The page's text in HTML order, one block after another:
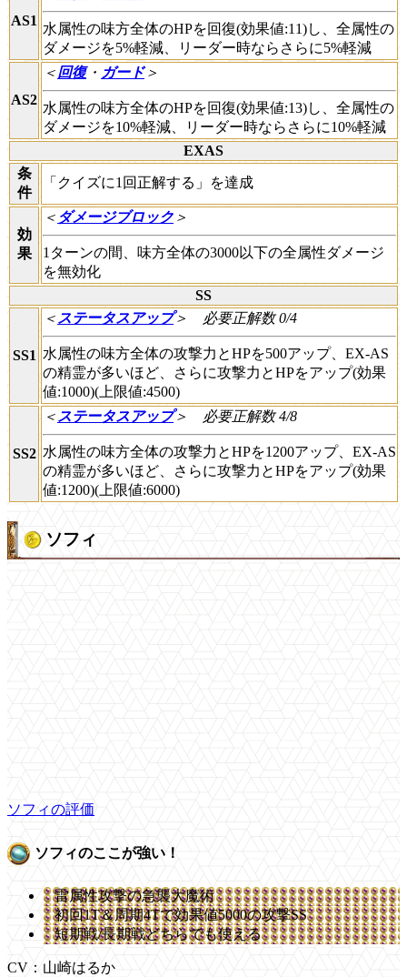
AS1
水属性の味方全体のHPを回復(効果値:11)し、全属性の
ダメージを5%軽減、リーダー時ならさらに5%軽減
AS2
＜回復・ ガード＞
水属性の味方全体のHPを回復(効果値:13)し、全属性の
ダメージを10%軽減、リーダー時ならさらに10%軽減
EXAS
条
件
「クイズに1回正解する」を達成
効
果
＜ ダメージブロック ＞
1ターンの間、味方全体の3000以下の全属性ダメージ
を無効化
SS
SS1
＜ ステータスアップ＞ 必要正解数 0/4
水属性の味方全体の攻撃力とHPを500アップ、EX-AS
の精霊が多いほど、さらに攻撃力とHPをアップ(効果
値:1000)(上限値:4500)
SS2
＜ ステータスアップ＞ 必要正解数 4/8
水属性の味方全体の攻撃力とHPを1200アップ、EX-AS
の精霊が多いほど、さらに攻撃力とHPをアップ(効果
値:1200)(上限値:6000)
ソフィ
ソフィの評価
ソフィのここが強い！
雷属性攻撃の急襲大魔術
初回1T＆周期4Tで効果値5000の攻撃SS
短期戦/長期戦どちらでも使える
CV：山崎はるか